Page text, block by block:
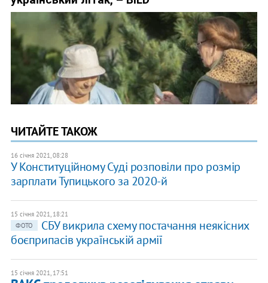
ЧИТАЙТЕ ТАКОЖ
16 січня 2021, 08:28
У Конституційному Суді розповіли про розмір
зарплати Тупицького за 2020-й
15 січня 2021, 18:21
ФОТО
СБУ викрила схему постачання неякісних
боєприпасів українській армії
15 січня 2021, 17:51